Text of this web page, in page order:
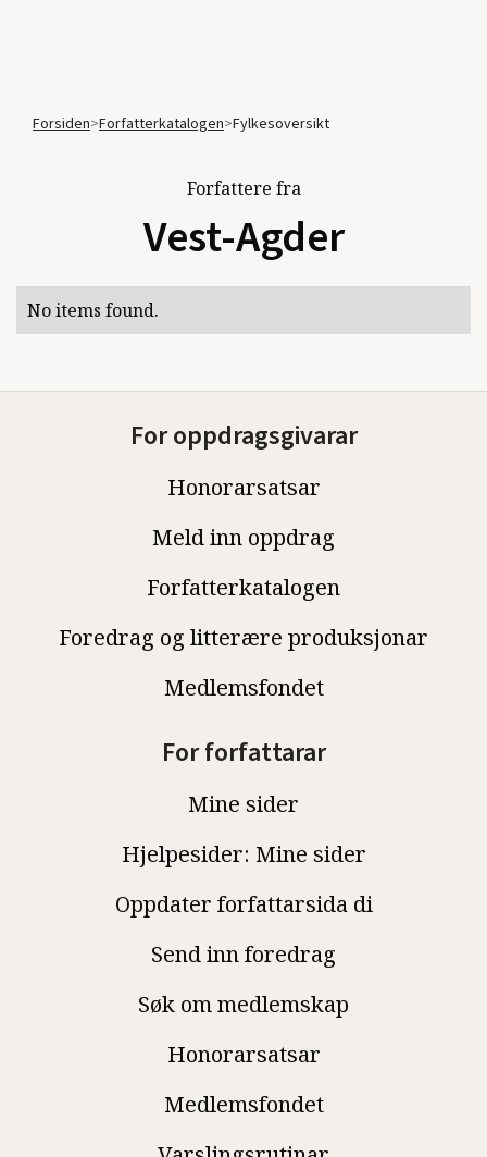
Forsiden>Forfatterkatalogen>Fylkesoversikt
Forfattere fra
Vest-Agder
No items found.
For oppdragsgivarar
Honorarsatsar
Meld inn oppdrag
Forfatterkatalogen
Foredrag og litterære produksjonar
Medlemsfondet
For forfattarar
Mine sider
Hjelpesider: Mine sider
Oppdater forfattarsida di
Send inn foredrag
Søk om medlemskap
Honorarsatsar
Medlemsfondet